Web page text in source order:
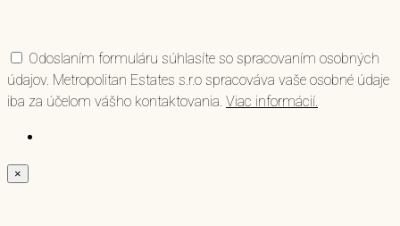
Odoslaním formuláru súhlasíte so spracovaním osobných
údajov. Metropolitan Estates s.r.o spracováva vaše osobné údaje
iba za účelom vášho kontaktovania. Viac informácií.
×